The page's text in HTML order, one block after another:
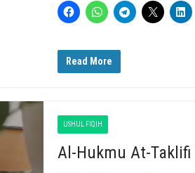
Read More
USHUL FIQIH
Al-Hukmu At-Taklifi